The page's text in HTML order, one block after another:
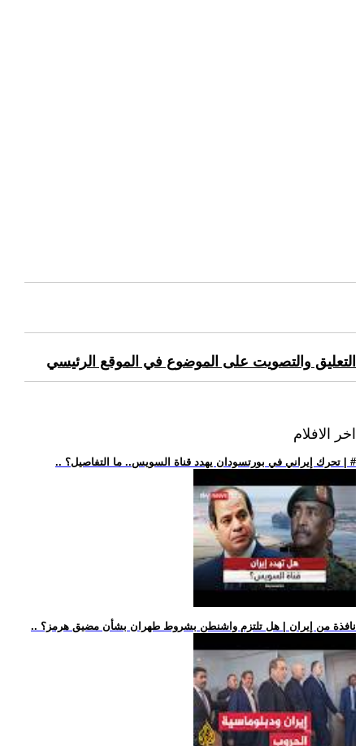
التعليق والتصويت على الموضوع في الموقع الرئيسي
اخر الافلام
.. تحرك إيراني في بورتسودان يهدد قناة السويس.. ما التفاصيل؟ | #
.. نافذة من إيران | هل تلتزم واشنطن بشروط طهران بشأن مضيق هرمز؟